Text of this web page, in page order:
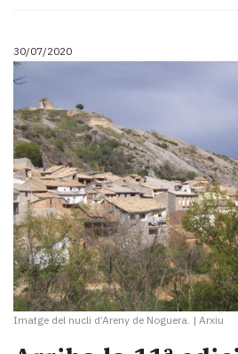
30/07/2020
Imatge del nucli d’Areny de Noguera. | Arxiu